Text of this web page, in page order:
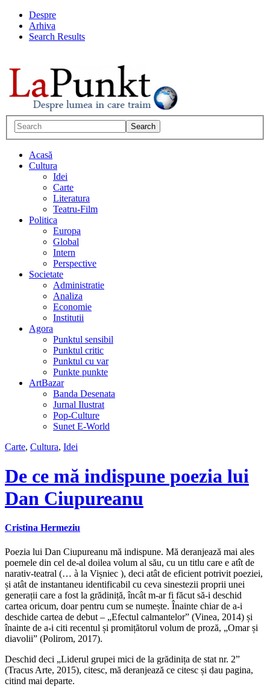
Despre
Arhiva
Search Results
Acasă
Cultura
Idei
Carte
Literatura
Teatru-Film
Politica
Europa
Global
Intern
Perspective
Societate
Administratie
Analiza
Economie
Institutii
Agora
Punktul sensibil
Punktul critic
Punktul cu var
Punkte punkte
ArtBazar
Banda Desenata
Jurnal Ilustrat
Pop-Culture
Sunet E-World
Carte, Cultura, Idei
De ce mă indispune poezia lui
Dan Ciupureanu
Cristina Hermeziu
Poezia lui Dan Ciupureanu mă indispune. Mă deranjează mai ales
poemele din cel de-al doilea volum al său, cu un titlu care e atît de
narativ-teatral (… à la Vișniec ), deci atât de eficient potrivit poeziei,
și atât de instantaneu identificabil cu ceva sinestezii proprii unei
generații care a fost la grădiniță, încât m-ar fi făcut să-i deschid
cartea oricum, doar pentru cum se numește. Înainte chiar de a-i
deschide cartea de debut – „Efectul calmantelor” (Vinea, 2014) și
înainte de a-i citi recentul și promițătorul volum de proză, „Omar și
diavolii” (Polirom, 2017).
Deschid deci „Liderul grupei mici de la grădinița de stat nr. 2”
(Tracus Arte, 2015), citesc, mă deranjează ce citesc și dau pagina,
citind mai departe.